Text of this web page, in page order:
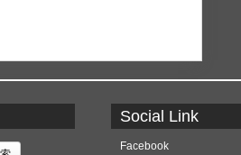
Social Link
Facebook